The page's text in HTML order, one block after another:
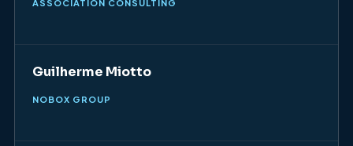
ASSOCIATION CONSULTING
Guilherme Miotto
NOBOX GROUP